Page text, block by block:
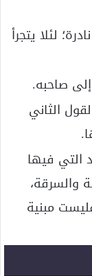
لئلا يتجرأ
صاحبه.
الثاني
التي فيها
والسرقة،
مبنية